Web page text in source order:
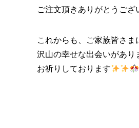
ご注文頂きありがとうござ
これからも、ご家族皆さま
沢山の幸せな出会いがあり
お祈りしております